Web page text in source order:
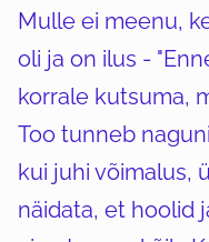
Mulle ei meenu,
oli ja on ilus -
korrale kutsuma,
Too tunneb
kui juhi võimalus,
näidata, et hoolid